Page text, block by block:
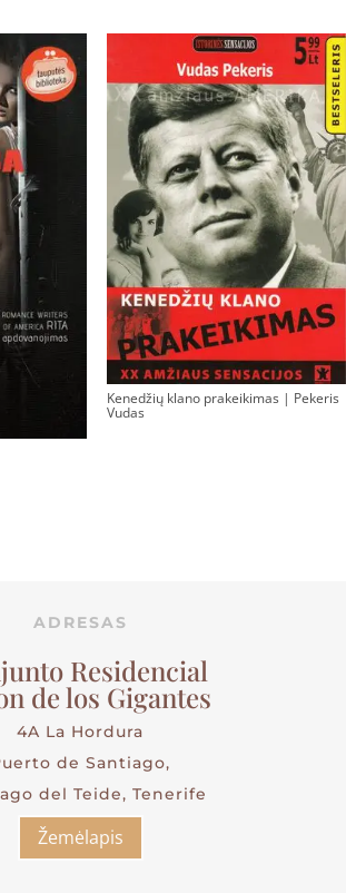
Kenedžių klano prakeikimas | Pekeris
Vudas
ADRESAS
Residencial
de los Gigantes
4A La Hordura
de Santiago,
del Teide, Tenerife
Žemėlapis